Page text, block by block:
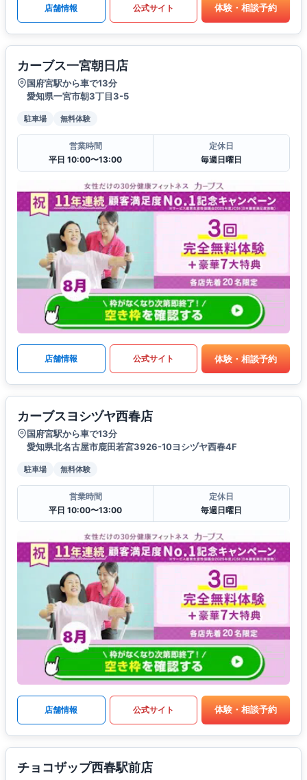
店舗情報 公式サイト 体験・相談予約
カーブス一宮朝日店
国府宮駅から車で13分
愛知県一宮市朝3丁目3-5
駐車場 無料体験
営業時間
平日 10:00〜13:00
定休日
毎週日曜日
店舗情報 公式サイト 体験・相談予約
カーブスヨシヅヤ西春店
国府宮駅から車で13分
愛知県北名古屋市鹿田若宮3926-10ヨシヅヤ西春4F
駐車場 無料体験
営業時間
平日 10:00〜13:00
定休日
毎週日曜日
店舗情報 公式サイト 体験・相談予約
チョコザップ西春駅前店